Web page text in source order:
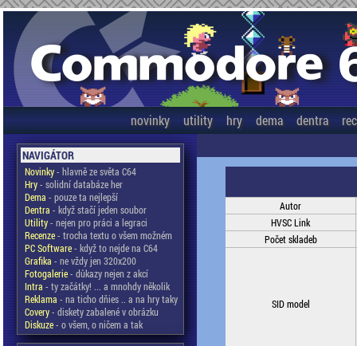
novinky utility hry dema dentra
NAVIGÁTOR
Novinky- hlavně ze světa C64
Hry- solidní databáze her
Dema - pouze ta nejlepší
Dentra - když stačí jeden soubor
Utility- nejen pro práci a legraci
Recenze- trocha textu o všem možném
PC Software- když to nejde na C64
Grafika - ne vždy jen 320x200
Fotogalerie- důkazy nejen z akcí
Intra - ty začátky! ... a mnohdy několik
Reklama - na ticho dňies .. a na hry taky
Covery- diskety zabalené v obrázku
Diskuze- o všem, o ničem a tak
Autor
HVSC Link
Počet skladeb
SID model